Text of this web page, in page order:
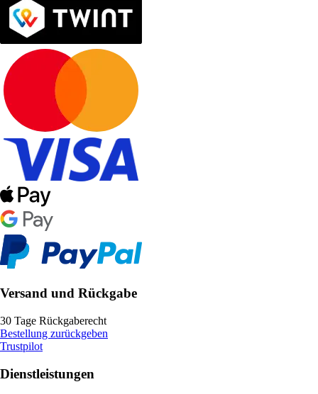
Versand und Rückgabe
30 Tage Rückgaberecht
Bestellung zurückgeben
Trustpilot
Dienstleistungen